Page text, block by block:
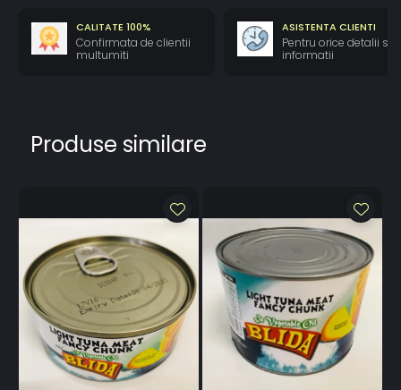
CALITATE 100%
Confirmata de clientii
multumiti
ASISTENTA CLIENTI
Pentru orice detalii si
informatii
Produse similare